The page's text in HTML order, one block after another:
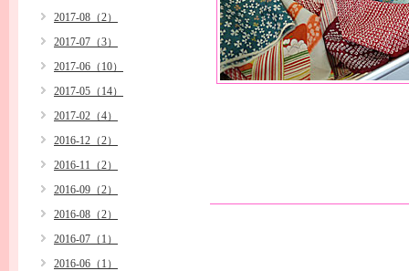
2017-08（2）
2017-07（3）
2017-06（10）
2017-05（14）
2017-02（4）
2016-12（2）
2016-11（2）
2016-09（2）
2016-08（2）
2016-07（1）
2016-06（1）